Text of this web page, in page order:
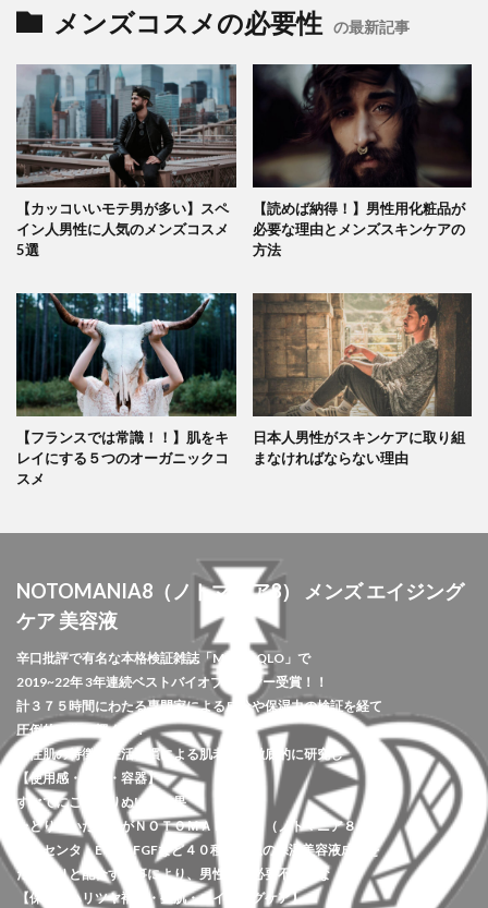
メンズコスメの必要性 の最新記事
【カッコいいモテ男が多い】スペ
イン人男性に人気のメンズコスメ
5選
【読めば納得！】男性用化粧品が
必要な理由とメンズスキンケアの
方法
【フランスでは常識！！】肌をキ
レイにする５つのオーガニックコ
スメ
日本人男性がスキンケアに取り組
まなければならない理由
NOTOMANIA8（ノトマニア8） メンズ エイジング
ケア 美容液
辛口批評で有名な本格検証雑誌「MONOQLO」で
2019~22年 3年連続ベストバイオブザイヤー受賞！！
計３７５時間にわたる専門家による成分や保湿力の検証を経て
圧倒的１位に輝く！！
男性肌の特徴・生活習慣による肌老化を徹底的に研究し
【使用感・原料・容器】
すべてにこだわりぬいた結果
たどり着いた答えがＮＯＴＯＭＡＮＩＡ８（ノトマニア８）
プラセンタ・EGF・FGFなど４０種類以上の保湿美容液成分を
たっぷりと配合する事により、男性肌に必要不可欠な
【保湿・ハリツヤ補給・整肌・エイジングケア】